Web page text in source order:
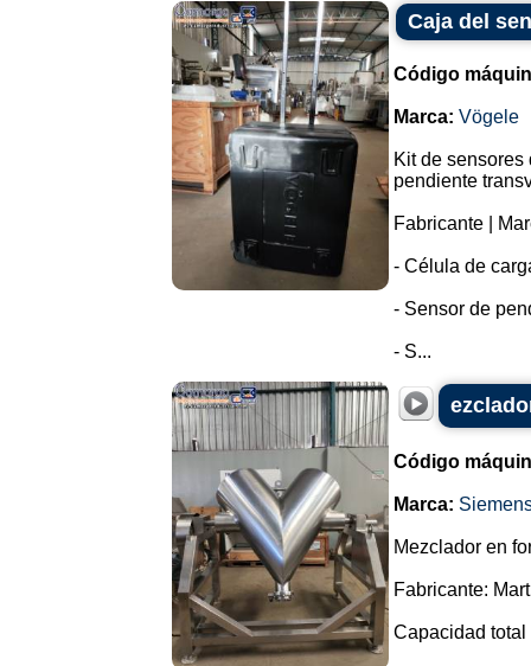
Caja del
Código
Marca: Vögele
Kit de
pendiente
Fabricante |
- Célula de
- Sensor de
- S...
Código
Marca:
Mezclador en
Fabricante:
Capacidad